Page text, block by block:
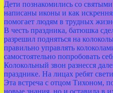
Дети познакомились со
написаны иконы и как
помогает людям в трудных
В честь праздника, батюшка
разрешил подняться на
правильно управлять
самостоятельно попробовать
Колокольный звон разнесся
празднике. На лицах ребят
Эта встреча с отцом Тихоном,
новые знания, но и оставила в